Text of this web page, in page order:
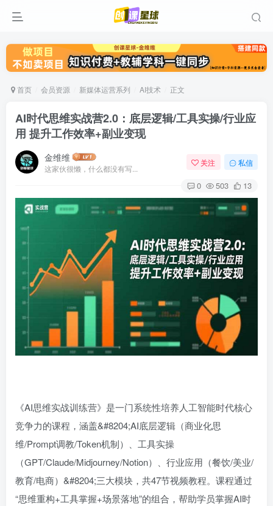
首页 会员资源 新媒体运营系列 AI技术 正文
AI时代思维实战营2.0：底层逻辑/工具实操/行业应
用 提升工作效率+副业变现
金维维
这家伙很懒，什么都没有写...
关注 私信
0 503 13
《AI思维实战训练营》是一门系统性培养人工智能时代核心
竞争力的课程，涵盖&#8204;AI底层逻辑（商业化思
维/Prompt调教/Token机制）、工具实操
（GPT/Claude/Midjourney/Notion）、行业应用（餐饮/美业/
教育/电商）&#8204;三大模块，共47节视频教程。课程通过
“思维重构+工具掌握+场景落地”的组合，帮助学员掌握AI时